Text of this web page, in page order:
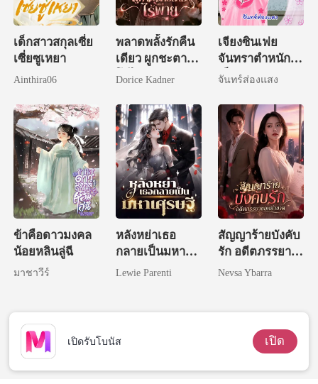
เด็กสาวสกุลเซี่ย
เซี่ยซูเหยา
Ainthira06
พลาดพลั้งรักคืน
เดียว ผูกชะตาซีอี
โอไร้พ่าย
Dorice Kadner
เจียงซินเฟย
จันทราตำหนัก
เย็น
จันทร์ส่องแสง
ข้าคือดาวมงคล
น้อยหลินลู่ฉี
มาชาวีร์
หลังหย่าเธอ
กลายเป็นมหา
เศรษฐี
Lewie Parenti
สัญญาร้ายบังคับ
รัก อดีตภรรยา
ขอหย่าขาด
Nevsa Ybarra
เปิดรับโบนัส เปิด